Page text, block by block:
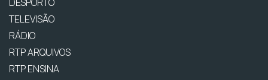
TELEVISÃO
RÁDIO
RTP ARQUIVOS
RTP ENSINA